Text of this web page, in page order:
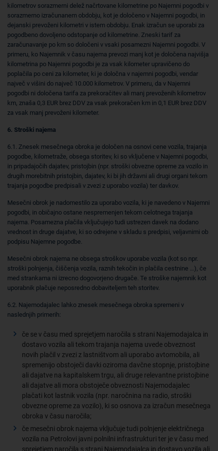
kilometrov sorazmerni delež načrtovane kilometrine po Najemni pogodbi v
sorazmerno izračunanem obdobju, kot je določeno v Najemni pogodbi, in
dejanski prevoženi kilometri v istem obdobju. Enak izračun se uporabi za
pogodbeno dovoljeno odstopanje od kilometrine. Zneski tarif za
zaračunavanje po km so določeni v vsaki posamezni Najemni pogodbi. V
primeru, ko Najemnik v času najema prevozi manj kot je določena najvišja
kilometrina po Najemni pogodbi je za vsak kilometer upravičeno do
poplačila po ceni za kilometer, ki je določna v najemni pogodbi, vendar
največ v višini do največ 10.000 kilometrov. V primeru, da v Najemni
pogodbi ni določena tarifa za prekoračitev ali manj prevoženih kilometrov
km, znaša 0,3 EUR brez DDV za vsak prekoračen km in 0,1 EUR brez DDV
za vsak manj prevoženi kilometer.
6. Stroški najema
6.1. Znesek mesečnega obroka je določen na osnovi cene vozila, trajanja
pogodbe, kilometraže, obsega storitev, ki so vključene v Najemni pogodbi,
in pripadajočih dajatev, pristojbin (npr. stroški obvezne opreme za vozilo in
drugih morebitnih pristojbin, dajatev, ki bi jih državni ali drugi organi tekom
trajanja pogodbe predpisali v zvezi z uporabo vozila) ter davkov.
Mesečni obrok je nadomestilo za uporabo vozila, ki je navedeno v Najemni
pogodbi, in običajno ostane nespremenjen tekom celotnega trajanja
najema. Posamezna plačila vključujejo tudi ustrezen davek na dodano
vrednost in druge dajatve, ki so odrejene v skladu s predpisi, veljavnimi ob
podpisu Najemne pogodbe.
Mesečni obrok najema ne obsega stroškov uporabe vozila (kot so npr.
stroški polnjenja, čiščenja vozila, raznih tekočin in plačila cestnine …), če
med strankama ni izrecno dogovorjeno drugače. Te stroške najemnik kot
uporabnik plačuje neposredno dobaviteljem teh storitev.
6.2. Najemodajalec lahko znesek mesečnega obroka spremeni v
naslednjih primerih:
če se v času med sprejetjem naročila s strani Najemodajalca in
dostavo vozila ali tekom trajanja najema uvede obveznost
novih plačil v zvezi z lastništvom ali uporabo avtomobila, ali
spremenijo obstoječi davki oziroma davčne stopnje, pristojbine
ali dajatve na kapitalskem trgu, ali druge relevantne pristojbine
ali dajatve ali mora obstoječe obveznosti Najemodajalec
plačati kot lastnik vozila (npr. naročnina na radio, stroški
obvezne opreme za vozilo), ki so osnova za izračun mesečnega
obroka v času naročila;
če mesečni obrok najema vključuje tudi polnjenje električnega
vozila na Petrolovi javni polnilni infrastrukturi ter je v času med
sprejetjem naročila s strani Najemodajalca in dostavo vozila ali